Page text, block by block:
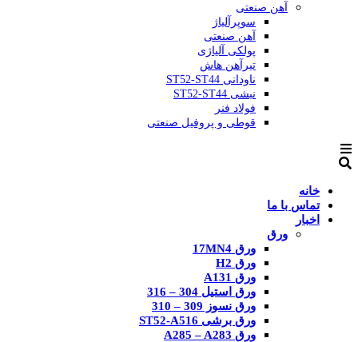
آهن صنعتی
سوپرآلیاژ
آهن صنعتی
پولکی آلیاژی
تیرآهن هاش
ناودانی ST52-ST44
نبشی ST52-ST44
فولاد فنر
قوطی و پروفیل صنعتی
خانه
تماس با ما
اخبار
ورق
ورق 17MN4
ورق H2
ورق A131
ورق استیل 304 – 316
ورق نسوز 309 – 310
ورق برشی ST52-A516
ورق A285 – A283